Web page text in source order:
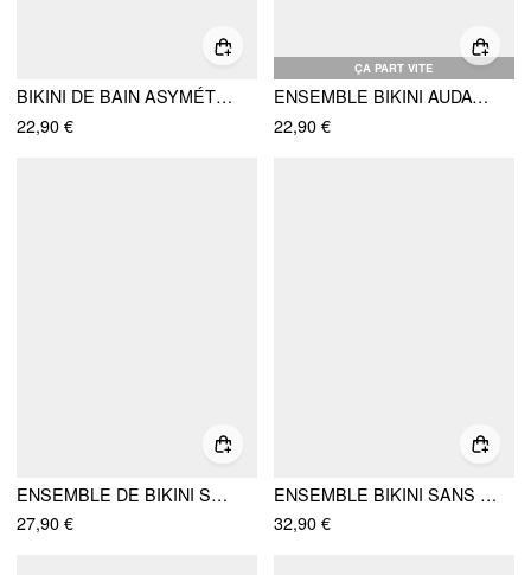
BIKINI DE BAIN ASYMÉTRIQUE PLISSÉ ET NOUÉ
22,90 €
ÇA PART VITE
ENSEMBLE BIKINI AUDACIEUX EN BANDEAU FLORAL
22,90 €
ENSEMBLE DE BIKINI SOUS-WIRE AVEC LIEN CÔTIER PLISSÉ ET ANNEAU EN FORME DE CŒUR
27,90 €
ENSEMBLE BIKINI SANS BRETELLES AVEC DÉCOUPES ET BORDURE DENTELLE
32,90 €